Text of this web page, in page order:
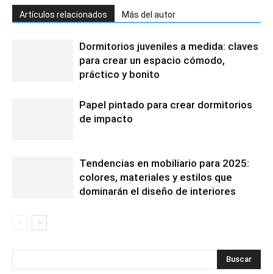
Artículos relacionados Más del autor
Dormitorios juveniles a medida: claves
para crear un espacio cómodo,
práctico y bonito
Papel pintado para crear dormitorios
de impacto
Tendencias en mobiliario para 2025:
colores, materiales y estilos que
dominarán el diseño de interiores